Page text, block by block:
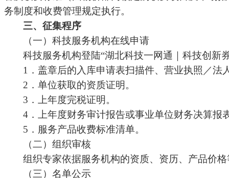
务制度和收费管理规定执行。
三、征集程序
（一）科技服务机构在线申请
科技服务机构登陆“湖北科技一网通｜科技创新
1．盖章后的入库申请表扫描件、营业执照／
2．单位获取的资质证明。
3．上年度完税证明。
4．上年度财务审计报告或事业单位财务决算
5．服务产品收费标准清单。
（二）组织审核
组织专家依据服务机构的资质、资历、产品价
（三）名单公示